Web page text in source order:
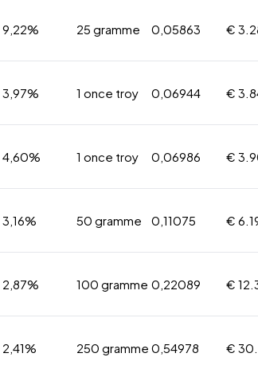
9,22% 25 gramme 0,05863 €
3,97% 1 once troy 0,06944 €
4,60% 1 once troy 0,06986 €
3,16% 50 gramme 0,11075 €
2,87% 100 gramme 0,22089 €
2,41% 250 gramme 0,54978 €